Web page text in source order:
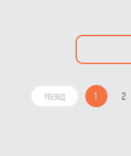
Назад 1 2